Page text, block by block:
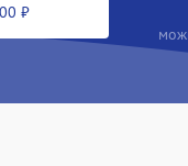
₽